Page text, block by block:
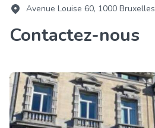
Avenue Louise 60, 1000 Bruxelles
Contactez-nous